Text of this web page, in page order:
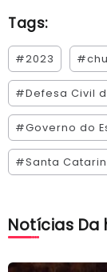
Tags:
#2023
#Defesa Civil
#Governo do
#Santa
Notícias Da